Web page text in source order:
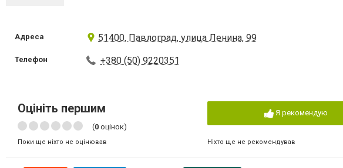
Адреса 51400, Павлоград, улица Ленина, 99
Телефон +380 (50) 9220351
Оцініть першим
(0 оцінок)
Поки ще ніхто не оцінював
Я рекомендую
Ніхто ще не рекомендував